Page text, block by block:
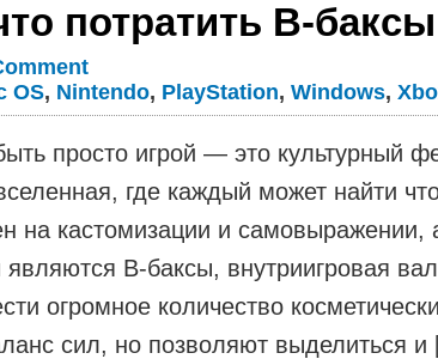
потратить В-баксы
OS, Nintendo, PlayStation,Windows,
просто игрой — это культурный
где каждый может найти
на кастомизации и
В-баксы, внутриигровая
огромное количество
сил, но позволяют выделиться